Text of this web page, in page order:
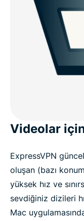
Videolar
ExpressVPN
oluşan (bazı
yüksek hız ve
sevdiğiniz dizileri
Mac